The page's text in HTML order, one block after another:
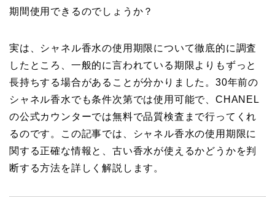
期間使用できるのでしょうか？
実は、シャネル香水の使用期限について徹底的に調査
したところ、一般的に言われている期限よりもずっと
長持ちする場合があることが分かりました。30年前の
シャネル香水でも条件次第では使用可能で、CHANEL
の公式カウンターでは無料で品質検査まで行ってくれ
るのです。この記事では、シャネル香水の使用期限に
関する正確な情報と、古い香水が使えるかどうかを判
断する方法を詳しく解説します。